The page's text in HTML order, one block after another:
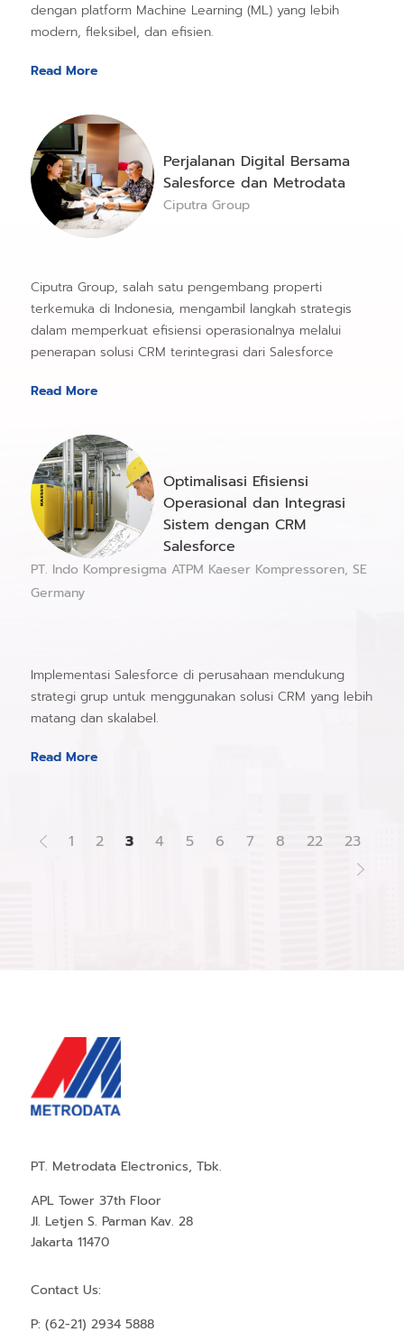
dengan platform Machine Learning (ML) yang lebih
modern, fleksibel, dan efisien.
Read More
Perjalanan Digital Bersama
Salesforce dan Metrodata
Ciputra Group
Ciputra Group, salah satu pengembang properti
terkemuka di Indonesia, mengambil langkah strategis
dalam memperkuat efisiensi operasionalnya melalui
penerapan solusi CRM terintegrasi dari Salesforce
Read More
Optimalisasi Efisiensi
Operasional dan Integrasi
Sistem dengan CRM
Salesforce
PT. Indo Kompresigma ATPM Kaeser Kompressoren, SE
Germany
Implementasi Salesforce di perusahaan mendukung
strategi grup untuk menggunakan solusi CRM yang lebih
matang dan skalabel.
Read More
1 2 3 4 5 6 7 8 22 23
PT. Metrodata Electronics, Tbk.
APL Tower 37th Floor
Jl. Letjen S. Parman Kav. 28
Jakarta 11470
Contact Us:
P: (62-21) 2934 5888